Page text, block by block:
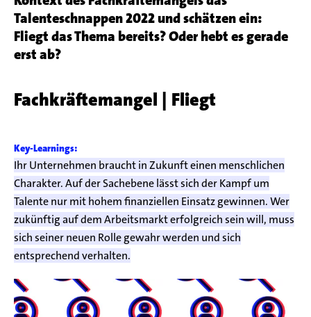
Talenteschnappen 2022 und schätzen ein:
Fliegt das Thema bereits? Oder hebt es gerade
erst ab?
Fachkräftemangel | Fliegt
Ihr Unternehmen braucht in Zukunft einen menschlichen
Charakter. Auf der Sachebene lässt sich der Kampf um
Talente nur mit hohem finanziellen Einsatz gewinnen. Wer
zukünftig auf dem Arbeitsmarkt erfolgreich sein will, muss
sich seiner neuen Rolle gewahr werden und sich
entsprechend verhalten.